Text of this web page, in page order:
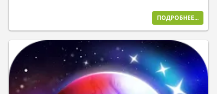
ПОДРОБНЕЕ...